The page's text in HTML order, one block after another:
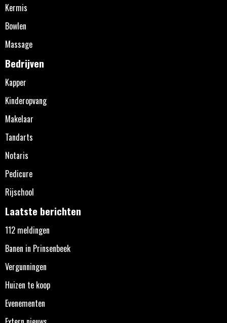
Kermis
Bowlen
Massage
Bedrijven
Kapper
Kinderopvang
Makelaar
Tandarts
Notaris
Pedicure
Rijschool
Laatste berichten
112 meldingen
Banen in Prinsenbeek
Vergunningen
Huizen te koop
Evenementen